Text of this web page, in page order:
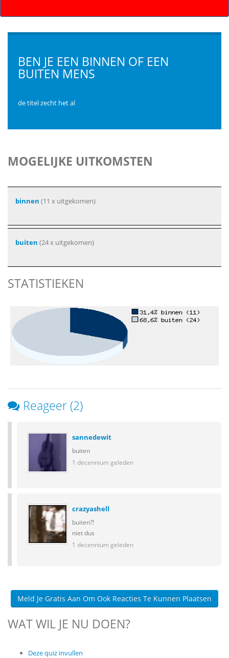
BEN JE EEN BINNEN OF EEN
BUITEN MENS
de titel zecht het al
MOGELIJKE UITKOMSTEN
binnen (11 x uitgekomen)
buiten (24 x uitgekomen)
STATISTIEKEN
Reageer (2)
sannedewit
buiten
1 decennium geleden
crazyashell
buiten?!
niet dus
1 decennium geleden
Meld Je Gratis Aan Om Ook Reacties Te Kunnen Plaatsen
WAT WIL JE NU DOEN?
Deze quiz invullen